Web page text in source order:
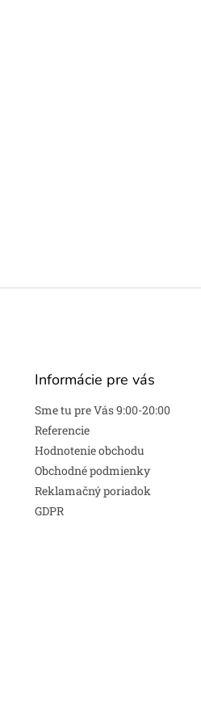
Informácie pre vás
Sme tu pre Vás 9:00-20:00
Referencie
Hodnotenie obchodu
Obchodné podmienky
Reklamačný poriadok
GDPR